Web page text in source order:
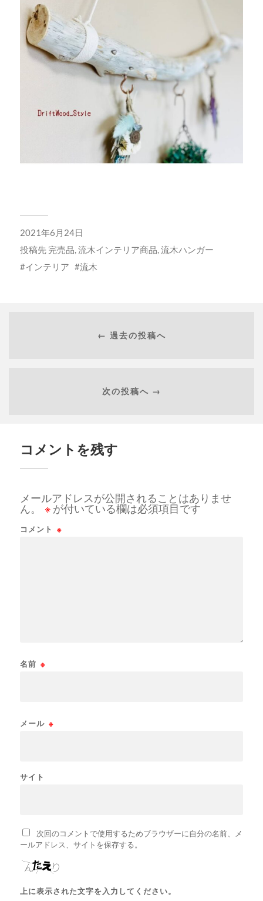
2021年6月24日
投稿先 完売品,流木インテリア商品,流木ハンガー
インテリア
流木
← 過去の投稿へ
次の投稿へ →
コメントを残す
メールアドレスが公開されることはありませ
ん。
※ が付いている欄は必須項目です
コメント ※
名前 ※
メール ※
サイト
次回のコメントで使用するためブラウザーに自分の名前、メ
ールアドレス、サイトを保存する。
上に表示された文字を入力してください。